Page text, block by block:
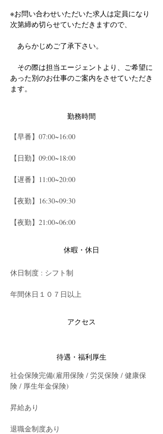
※お問い合わせいただいた求人は定員になり
次第締め切らせていただきますので、
あらかじめご了承下さい。
その際は担当エージェントより、ご希望に
あった別のお仕事のご案内をさせていただき
ます。
勤務時間
【早番】07:00~16:00
【日勤】09:00~18:00
【遅番】11:00~20:00
【夜勤】16:30~09:30
【夜勤】21:00~06:00
休暇・休日
休日制度 : シフト制
年間休日１０７日以上
アクセス
待遇・福利厚生
社会保険完備(雇用保険 / 労災保険 / 健康保
険 / 厚生年金保険)
昇給あり
退職金制度あり